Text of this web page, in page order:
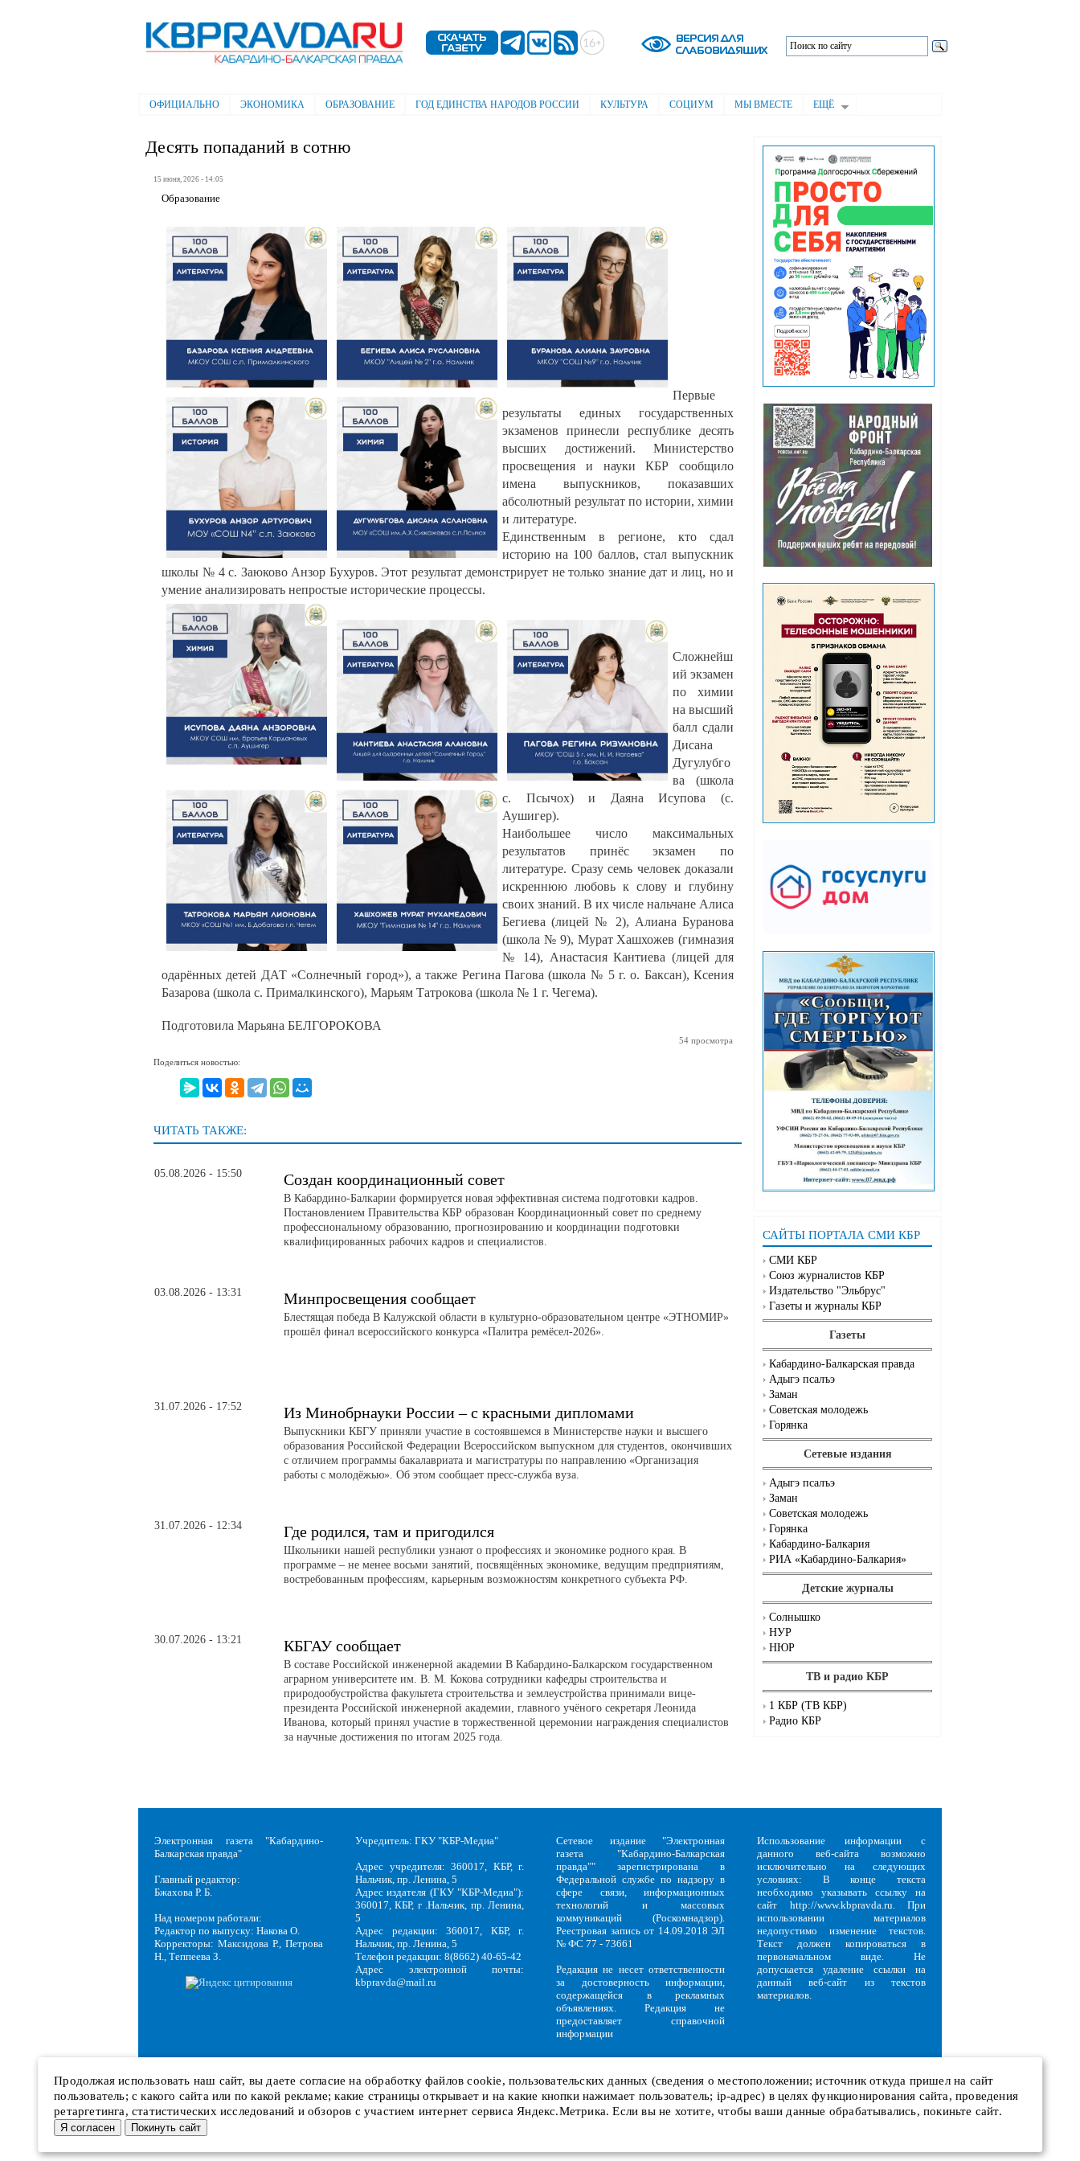
содержанию
Электронная газета "Кабардино-
Балкарская правда"
Главное меню
ОФИЦИАЛЬНО ЭКОНОМИКА ОБРАЗОВАНИЕ ГОД ЕДИНСТВА НАРОДОВ РОССИИ КУЛЬТУРА СОЦИУМ МЫ ВМЕСТЕ ЕЩЁ
САЙТЫ ПОРТАЛА СМИ КБР
СМИ КБР
Союз журналистов КБР
Издательство "Эльбрус"
Газеты и журналы КБР
Газеты
Кабардино-Балкарская правда
Адыгэ псалъэ
Заман
Советская молодежь
Горянка
Сетевые издания
Адыгэ псалъэ
Заман
Советская молодежь
Горянка
Кабардино-Балкария
РИА «Кабардино-Балкария»
Детские журналы
Солнышко
НУР
НЮР
ТВ и радио КБР
1 КБР (ТВ КБР)
Радио КБР
Десять попаданий в сотню
15 июня, 2026 - 14:05
Образование
Первые
результаты единых государственных
экзаменов принесли республике десять
высших достижений. Министерство
просвещения и науки КБР сообщило
имена выпускников, показавших
абсолютный результат по истории, химии
и литературе.
Единственным в регионе, кто сдал
историю на 100 баллов, стал выпускник
школы № 4 с. Заюково Анзор Бухуров. Этот результат демонстрирует не только знание дат и лиц, но и
умение анализировать непростые исторические процессы.
Сложнейш
ий экзамен
по химии
на высший
балл сдали
Дисана
Дугулубго
ва (школа
с. Псычох) и Даяна Исупова (с.
Аушигер).
Наибольшее число максимальных
результатов принёс экзамен по
литературе. Сразу семь человек доказали
искреннюю любовь к слову и глубину
своих знаний. В их числе нальчане Алиса
Бегиева (лицей № 2), Алиана Буранова
(школа № 9), Мурат Хашхожев (гимназия
№ 14), Анастасия Кантиева (лицей для
одарённых детей ДАТ «Солнечный город»), а также Регина Пагова (школа № 5 г. о. Баксан), Ксения
Базарова (школа с. Прималкинского), Марьям Татрокова (школа № 1 г. Чегема).
Подготовила Марьяна БЕЛГОРОКОВА
54 просмотра
Поделиться новостью:
ЧИТАТЬ ТАКЖЕ:
05.08.2026 - 15:50 Создан координационный совет
В Кабардино-Балкарии формируется новая эффективная система подготовки кадров.
Постановлением Правительства КБР образован Координационный совет по среднему
профессиональному образованию, прогнозированию и координации подготовки
квалифицированных рабочих кадров и специалистов.
03.08.2026 - 13:31 Минпросвещения сообщает
Блестящая победа В Калужской области в культурно-образовательном центре «ЭТНОМИР»
прошёл финал всероссийского конкурса «Палитра ремёсел-2026».
31.07.2026 - 17:52 Из Минобрнауки России – с красными дипломами
Выпускники КБГУ приняли участие в состоявшемся в Министерстве науки и высшего
образования Российской Федерации Всероссийском выпускном для студентов, окончивших
с отличием программы бакалавриата и магистратуры по направлению «Организация
работы с молодёжью». Об этом сообщает пресс-служба вуза.
31.07.2026 - 12:34 Где родился, там и пригодился
Школьники нашей республики узнают о профессиях и экономике родного края. В
программе – не менее восьми занятий, посвящённых экономике, ведущим предприятиям,
востребованным профессиям, карьерным возможностям конкретного субъекта РФ.
30.07.2026 - 13:21 КБГАУ сообщает
В составе Российской инженерной академии В Кабардино-Балкарском государственном
аграрном университете им. В. М. Кокова сотрудники кафедры строительства и
природообустройства факультета строительства и землеустройства принимали вице-
президента Российской инженерной академии, главного учёного секретаря Леонида
Иванова, который принял участие в торжественной церемонии награждения специалистов
за научные достижения по итогам 2025 года.
Электронная газета "Кабардино-
Балкарская правда"
Главный редактор:
Бжахова Р. Б.
Над номером работали:
Редактор по выпуску: Накова О.
Корректоры: Максидова Р., Петрова
Н., Теппеева З.
Учредитель: ГКУ "КБР-Медиа"
Адрес учредителя: 360017, КБР, г.
Нальчик, пр. Ленина, 5
Адрес издателя (ГКУ "КБР-Медиа"):
360017, КБР, г .Нальчик, пр. Ленина,
5
Адрес редакции: 360017, КБР, г.
Нальчик, пр. Ленина, 5
Телефон редакции: 8(8662) 40-65-42
Адрес электронной почты:
kbpravda@mail.ru
Сетевое издание "Электронная
газета "Кабардино-Балкарская
правда"" зарегистрирована в
Федеральной службе по надзору в
сфере связи, информационных
технологий и массовых
коммуникаций (Роскомнадзор).
Реестровая запись от 14.09.2018 ЭЛ
№ ФС 77 - 73661
Редакция не несет ответственности
за достоверность информации,
содержащейся в рекламных
объявлениях. Редакция не
предоставляет справочной
информации
Использование информации с
данного веб-сайта возможно
исключительно на следующих
условиях: В конце текста
необходимо указывать ссылку на
сайт http://www.kbpravda.ru. При
использовании материалов
недопустимо изменение текстов.
Текст должен копироваться в
первоначальном виде. Не
допускается удаление ссылки на
данный веб-сайт из текстов
материалов.
Политика обработки персональных данныхиПолитика конфиденциальности
KBPCopyright © 2018-2026.
Продолжая использовать наш сайт, вы даете согласие на обработку файловcookie, пользовательских данных (сведения о местоположении; источник откуда пришел на сайт
пользователь; с какого сайта или по какой рекламе; какие страницы открывает и на какие кнопки нажимает пользователь; ip-адрес) в целях функционирования сайта, проведения
ретаргетинга, статистических исследований и обзоров с участием интернет сервиса Яндекс.Метрика. Если вы не хотите, чтобы ваши данные обрабатывались, покиньте сайт.
Я согласен Покинуть сайт